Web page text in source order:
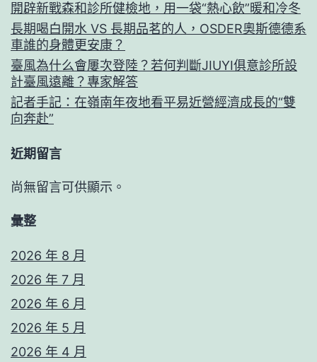
開辟新戰森和診所健檢地，用一袋“熱心飲”暖和冷冬
長期喝白開水 VS 長期品茗的人，OSDER奧斯德德系
車誰的身體更安康？
臺風為什么會屢次登陸？若何判斷JIUYI俱意診所設
計臺風遠離？專家解答
記者手記：在嶺南年夜地看平易近營經濟成長的“雙
向奔赴”
近期留言
尚無留言可供顯示。
彙整
2026 年 8 月
2026 年 7 月
2026 年 6 月
2026 年 5 月
2026 年 4 月